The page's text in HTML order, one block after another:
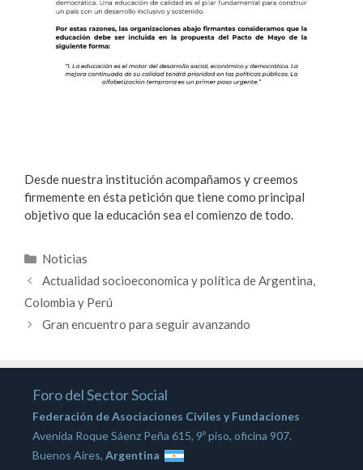
Desde nuestra institución acompañamos y creemos
firmemente en ésta petición que tiene como principal
objetivo que la educación sea el comienzo de todo.
Categorías
Noticias
Actualidad socioeconomica y política de Argentina,
Colombia y Perú
Gran encuentro para seguir avanzando
Foro del Sector Social
Federación de Asociaciones Civiles y Fundaciones
Avenida Roque Sáenz Peña 615, 9º piso, oficina 907.
Buenos Aires, Argentina